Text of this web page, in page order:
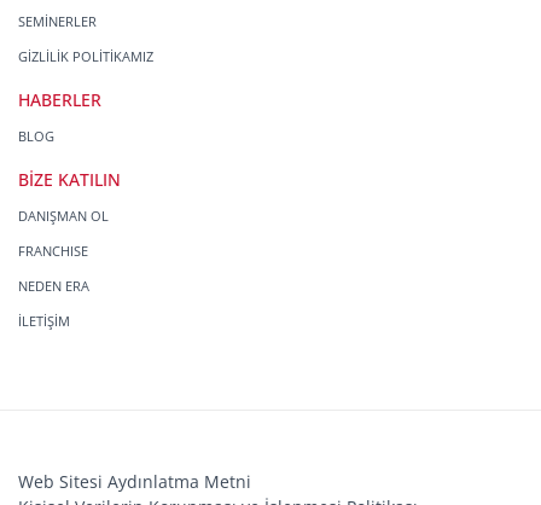
SEMİNERLER
GİZLİLİK POLİTİKAMIZ
HABERLER
BLOG
BİZE KATILIN
DANIŞMAN OL
FRANCHISE
NEDEN ERA
İLETİŞİM
Web Sitesi Aydınlatma Metni